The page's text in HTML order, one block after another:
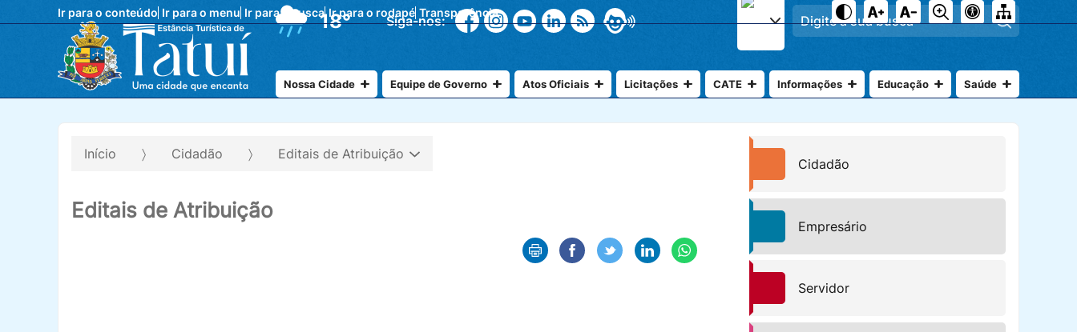
Ir para o conteúdo Ir para o menu Ir para a busca Ir para o rodapé Transparência
18° Siga-nos:
Nossa Cidade Equipe de Governo Atos Oficiais Licitações CATE Informações Educação Saúde
Início Cidadão Editais de Atribuição
Editais de Atribuição
Cidadão
Empresário
Servidor